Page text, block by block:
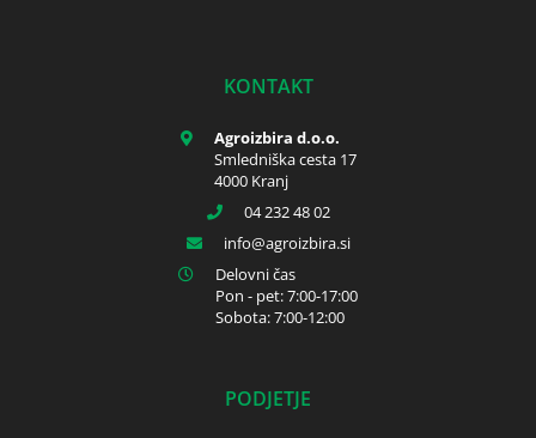
KONTAKT
Agroizbira d.o.o.
Smledniška cesta 17
4000 Kranj
04 232 48 02
info
agroizbira.si
Delovni čas
Pon - pet: 7:00-17:00
Sobota: 7:00-12:00
PODJETJE